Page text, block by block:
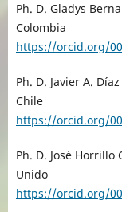
Ph. D. Gladys
Colombia
https://orcid.org/
Ph. D. Javier A.
Chile
https://orcid.org/
Ph. D. José Horrillo
Unido
https://orcid.org/